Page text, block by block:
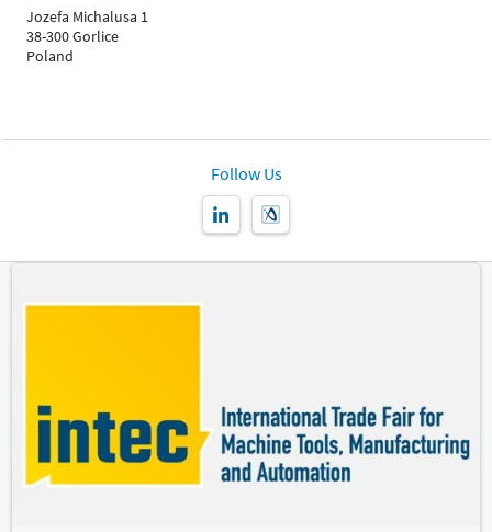
Jozefa Michalusa 1
38-300 Gorlice
Poland
Follow Us